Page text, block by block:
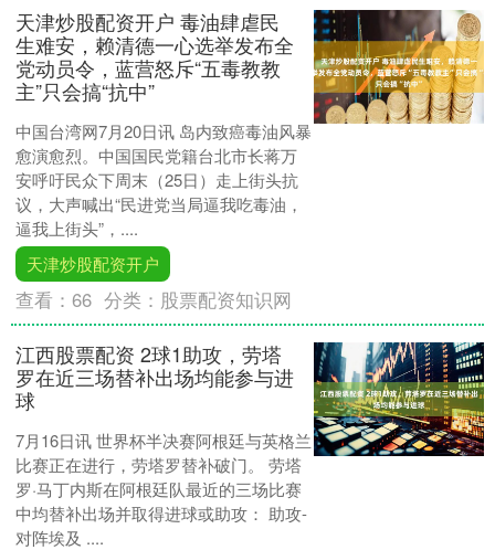
天津炒股配资开户 毒油肆虐民
生难安，赖清德一心选举发布全
党动员令，蓝营怒斥“五毒教教
主”只会搞“抗中”
中国台湾网7月20日讯 岛内致癌毒油风暴
愈演愈烈。中国国民党籍台北市长蒋万
安呼吁民众下周末（25日）走上街头抗
议，大声喊出“民进党当局逼我吃毒油，
逼我上街头”，....
天津炒股配资开户
查看：66 分类： 股票配资知识网
江西股票配资 2球1助攻，劳塔
罗在近三场替补出场均能参与进
球
7月16日讯 世界杯半决赛阿根廷与英格兰
比赛正在进行，劳塔罗替补破门。 劳塔
罗·马丁内斯在阿根廷队最近的三场比赛
中均替补出场并取得进球或助攻： 助攻-
对阵埃及 ....